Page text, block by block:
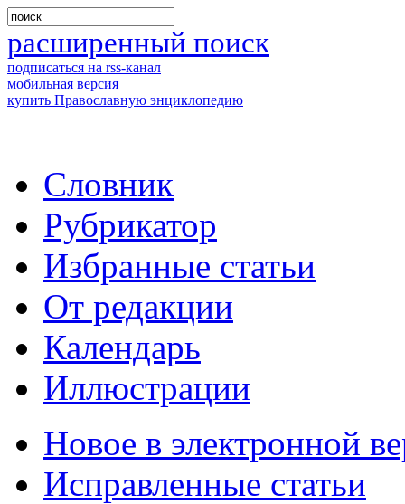
расширенный поиск
подписаться на rss-канал
мобильная версия
купить Православную энциклопедию
Словник
Рубрикатор
Избранные статьи
От редакции
Календарь
Иллюстрации
Новое в электронной
Исправленные статьи